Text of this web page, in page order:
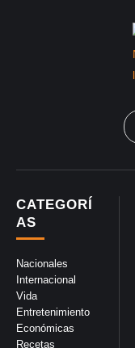
CATEGORÍ
AS
Nacionales
Internacional
Vida
Entretenimiento
Económicas
Recetas